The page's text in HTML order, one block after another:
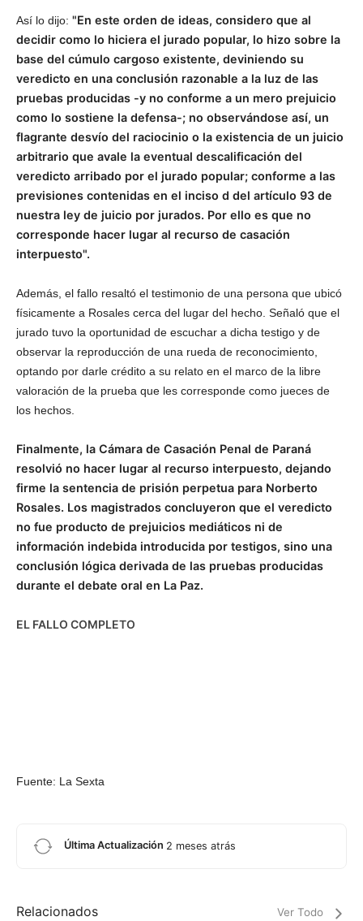
Así lo dijo: "En este orden de ideas, considero que al
decidir como lo hiciera el jurado popular, lo hizo sobre la
base del cúmulo cargoso existente, deviniendo su
veredicto en una conclusión razonable a la luz de las
pruebas producidas -y no conforme a un mero prejuicio
como lo sostiene la defensa-; no observándose así, un
flagrante desvío del raciocinio o la existencia de un juicio
arbitrario que avale la eventual descalificación del
veredicto arribado por el jurado popular; conforme a las
previsiones contenidas en el inciso d del artículo 93 de
nuestra ley de juicio por jurados. Por ello es que no
corresponde hacer lugar al recurso de casación
interpuesto".
Además, el fallo resaltó el testimonio de una persona que ubicó
físicamente a Rosales cerca del lugar del hecho. Señaló que el
jurado tuvo la oportunidad de escuchar a dicha testigo y de
observar la reproducción de una rueda de reconocimiento,
optando por darle crédito a su relato en el marco de la libre
valoración de la prueba que les corresponde como jueces de
los hechos.
Finalmente, la Cámara de Casación Penal de Paraná
resolvió no hacer lugar al recurso interpuesto, dejando
firme la sentencia de prisión perpetua para Norberto
Rosales. Los magistrados concluyeron que el veredicto
no fue producto de prejuicios mediáticos ni de
información indebida introducida por testigos, sino una
conclusión lógica derivada de las pruebas producidas
durante el debate oral en La Paz.
EL FALLO COMPLETO
Fuente: La Sexta
Última Actualización 2 meses atrás
Relacionados Ver Todo